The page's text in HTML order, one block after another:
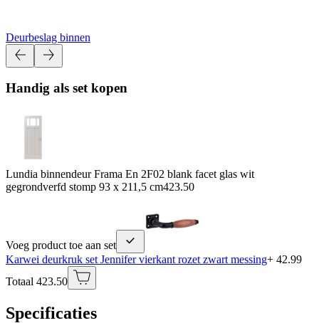
Deurbeslag binnen
Handig als set kopen
Lundia binnendeur Frama En 2F02 blank facet glas wit
gegrondverfd stomp 93 x 211,5 cm423.50
Voeg product toe aan set
Karwei deurkruk set Jennifer vierkant rozet zwart messing+ 42.99
Totaal 423.50
Specificaties